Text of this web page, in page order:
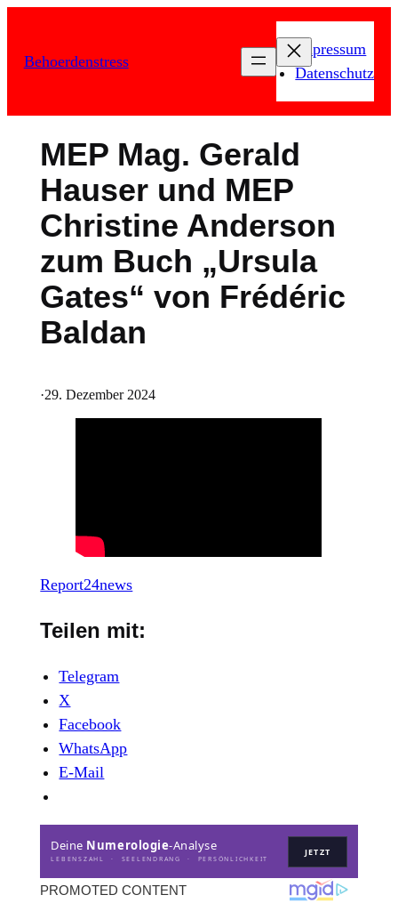
springen
Behoerdenstress
Impressum
Datenschutz
MEP Mag. Gerald
Hauser und MEP
Christine Anderson
zum Buch „Ursula
Gates“ von Frédéric
Baldan
·29. Dezember 2024
Report24news
Teilen mit:
Telegram
X
Facebook
WhatsApp
E-Mail
Deine Numerologie-Analyse
LEBENSZAHL · SEELENDRANG · PERSÖNLICHKEIT
JETZT